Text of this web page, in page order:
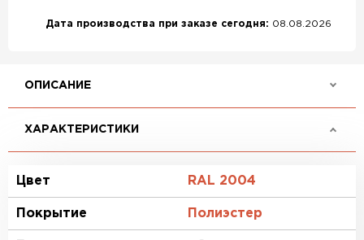
Дата производства при заказе сегодня: 08.08.2026
ОПИСАНИЕ
ХАРАКТЕРИСТИКИ
Цвет RAL 2004
Покрытие Полиэстер